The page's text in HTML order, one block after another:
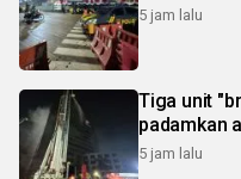
5 jam lalu
Tiga unit
padamkan
5 jam lalu